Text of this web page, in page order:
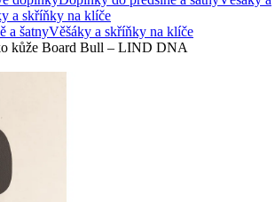
a skříňky na klíče
a šatnyVěšáky a skříňky na klíče